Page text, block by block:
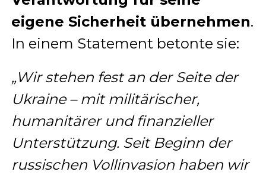
eigene Sicherheit übernehmen.
In einem Statement betonte sie:
„Wir stehen fest an der Seite der
Ukraine – mit militärischer,
humanitärer und finanzieller
Unterstützung. Seit Beginn der
russischen Vollinvasion haben wir